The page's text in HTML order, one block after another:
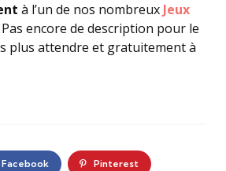
à l’un de nos nombreux Jeux
Pas encore de description pour le
plus attendre et gratuitement à
Facebook Pinterest